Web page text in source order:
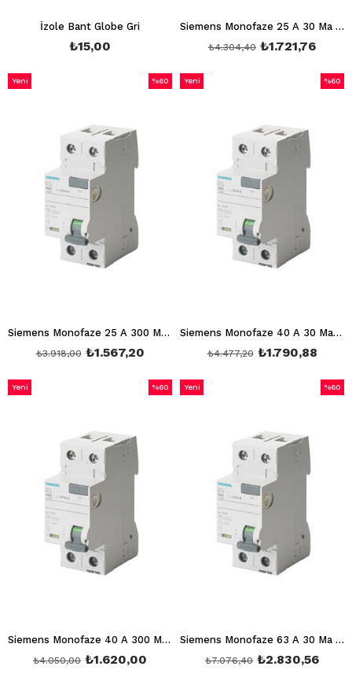
İzole Bant Globe Gri
₺15,00
Siemens Monofaze 25 A 30 Ma Devre Kesici Hayat Koruma Kaçak Akım Rölesi 5SV5312-6
₺1.721,76
₺4.304,40
Siemens Monofaze 25 A 300 Ma Devre Kesici Hayat Koruma Kaçak Akım Rölesi 5SV4612-0
₺1.567,20
₺3.918,00
%60
Yeni
Siemens Monofaze 40 A 30 Ma Devre Kesici Hayat Koruma Kaçak Akım Rölesi 5SV5314-6
₺1.790,88
₺4.477,20
%60
Yeni
Siemens Monofaze 40 A 300 Ma Devre Kesici Hayat Koruma Kaçak Akım Rölesi 5SV5614-6
₺1.620,00
₺4.050,00
%60
Yeni
Siemens Monofaze 63 A 30 Ma Devre Kesici Hayat Koruma Kaçak Akım Rölesi 5SV5316-6
₺2.830,56
₺7.076,40
%60
Yeni